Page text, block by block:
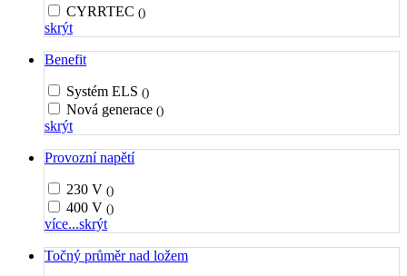
CYRRTEC ()
skrýt
Benefit
Systém ELS ()
Nová generace ()
skrýt
Provozní napětí
230 V ()
400 V ()
více...skrýt
Točný průměr nad ložem